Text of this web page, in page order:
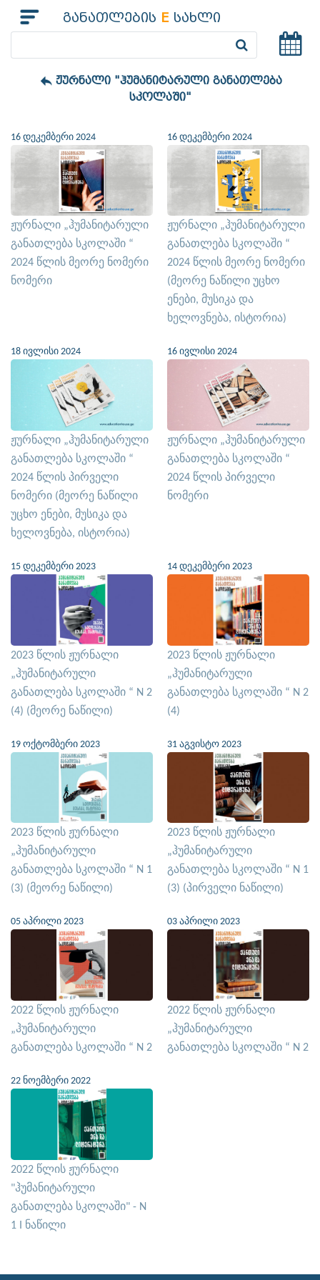
განათლების E სახლი
ჟურნალი "ჰუმანიტარული განათლება
სკოლაში"
16 დეკემბერი 2024
ჟურნალი „ჰუმანიტარული
განათლება სკოლაში “
2024 წლის მეორე ნომერი
ნომერი
16 დეკემბერი 2024
ჟურნალი „ჰუმანიტარული
განათლება სკოლაში “
2024 წლის მეორე ნომერი
(მეორე ნაწილი უცხო
ენები, მუსიკა და
ხელოვნება, ისტორია)
18 ივლისი 2024
ჟურნალი „ჰუმანიტარული
განათლება სკოლაში “
2024 წლის პირველი
ნომერი (მეორე ნაწილი
უცხო ენები, მუსიკა და
ხელოვნება, ისტორია)
16 ივლისი 2024
ჟურნალი „ჰუმანიტარული
განათლება სკოლაში “
2024 წლის პირველი
ნომერი
15 დეკემბერი 2023
2023 წლის ჟურნალი
„ჰუმანიტარული
განათლება სკოლაში “ N 2
(4) (მეორე ნაწილი)
14 დეკემბერი 2023
2023 წლის ჟურნალი
„ჰუმანიტარული
განათლება სკოლაში “ N 2
(4)
19 ოქტომბერი 2023
2023 წლის ჟურნალი
„ჰუმანიტარული
განათლება სკოლაში “ N 1
(3) (მეორე ნაწილი)
31 აგვისტო 2023
2023 წლის ჟურნალი
„ჰუმანიტარული
განათლება სკოლაში “ N 1
(3) (პირველი ნაწილი)
05 აპრილი 2023
2022 წლის ჟურნალი
„ჰუმანიტარული
განათლება სკოლაში “ N 2
03 აპრილი 2023
2022 წლის ჟურნალი
„ჰუმანიტარული
განათლება სკოლაში “ N 2
22 ნოემბერი 2022
2022 წლის ჟურნალი
"ჰუმანიტარული
განათლება სკოლაში" - N
1 I ნაწილი